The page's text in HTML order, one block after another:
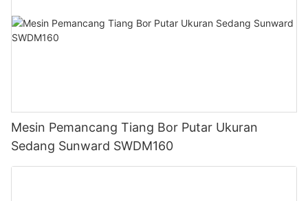
Mesin Pemancang Tiang Bor Putar Ukuran
Sedang Sunward SWDM160